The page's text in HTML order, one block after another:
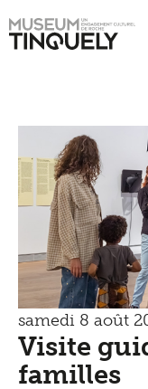
Hauptnavigation
to
samedi 8 août
Visite
familles